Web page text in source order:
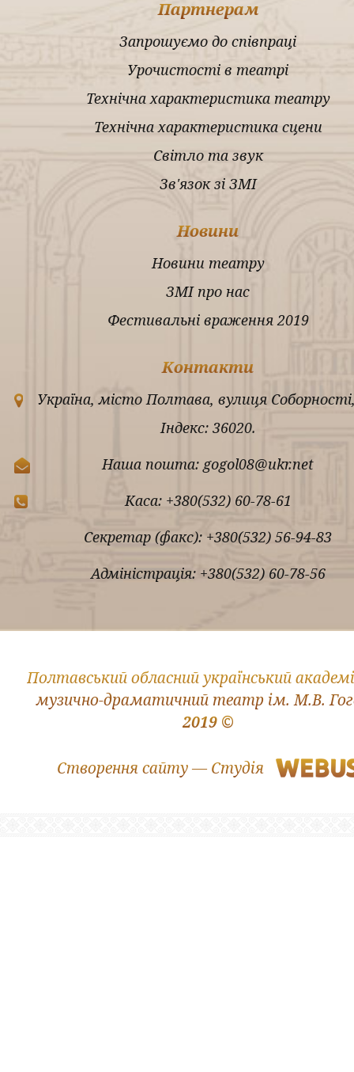
Партнерам
Запрошуємо до співпраці
Урочистості в театрі
Технічна характеристика театру
Технічна характеристика сцени
Світло та звук
Зв'язок зі ЗМІ
Новини
Новини театру
ЗМІ про нас
Фестивальні враження 2019
Контакти
Україна, місто Полтава, вулиця
Індекс: 36020.
Наша пошта: gogol08@ukr.net
Каса: +380(532) 60-78-61
Секретар (факс): +380(532) 56-94-83
Адміністрація: +380(532) 60-78-56
2019 ©
Полтавський обласний український
музично-драматичний театр ім. М.В.
Створення сайту — Студія